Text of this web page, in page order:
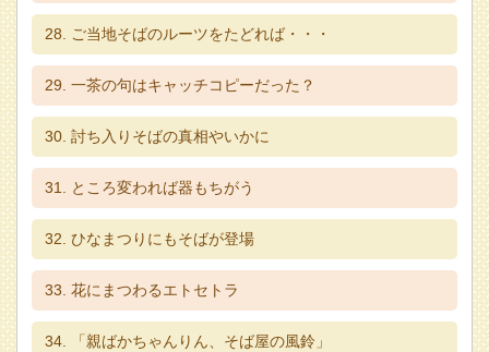
ご当地そばのルーツをたどれば・・・
一茶の句はキャッチコピーだった？
討ち入りそばの真相やいかに
ところ変われば器もちがう
ひなまつりにもそばが登場
花にまつわるエトセトラ
「親ばかちゃんりん、そば屋の風鈴」